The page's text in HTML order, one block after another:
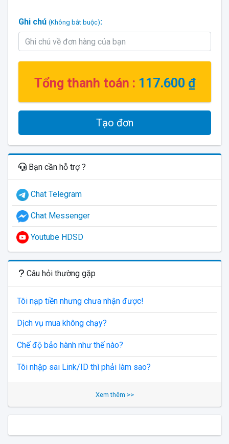
Ghi chú (Không bắt buộc):
Tổng thanh toán : 117.600 ₫
Tạo đơn
Bạn cần hỗ trợ ?
Chat Telegram
Chat Messenger
Youtube HDSD
Câu hỏi thường gặp
Tôi nạp tiền nhưng chưa nhận được!
Dịch vụ mua không chạy?
Chế độ bảo hành như thế nào?
Tôi nhập sai Link/ID thì phải làm sao?
Xem thêm >>